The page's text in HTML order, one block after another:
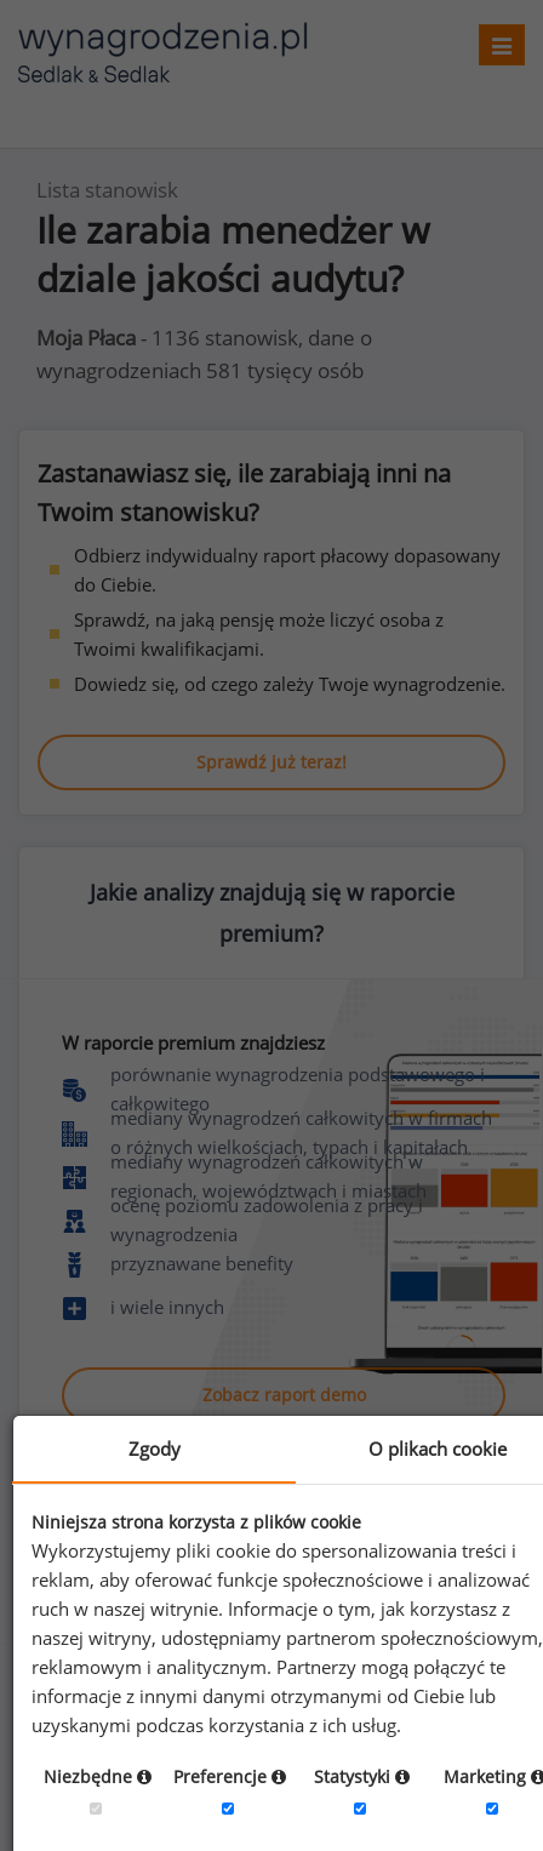
Lista stanowisk
Ile zarabia menedżer w
dziale jakości audytu?
Moja Płaca - 1136 stanowisk, dane o
wynagrodzeniach 581 tysięcy osób
Zastanawiasz się, ile zarabiają inni na
Twoim stanowisku?
Odbierz indywidualny raport płacowy dopasowany
do Ciebie.
Sprawdź, na jaką pensję może liczyć osoba z
Twoimi kwalifikacjami.
Dowiedz się, od czego zależy Twoje wynagrodzenie.
Sprawdź już teraz!
Jakie analizy znajdują się w raporcie
premium?
W raporcie premium znajdziesz
porównanie wynagrodzenia podstawowego i
całkowitego
mediany wynagrodzeń całkowitych w firmach
o różnych wielkościach, typach i kapitałach
mediany wynagrodzeń całkowitych w
regionach, województwach i miastach
ocenę poziomu zadowolenia z pracy i
wynagrodzenia
przyznawane benefity
i wiele innych
Zobacz raport demo
Jak uzyskać dostęp do raportu?
Zgody O plikach cookie
Niniejsza strona korzysta z plików cookie
Wykorzystujemy pliki cookie do spersonalizowania treści i
reklam, aby oferować funkcje społecznościowe i analizować
ruch w naszej witrynie. Informacje o tym, jak korzystasz z
naszej witryny, udostępniamy partnerom społecznościowym,
reklamowym i analitycznym. Partnerzy mogą połączyć te
informacje z innymi danymi otrzymanymi od Ciebie lub
uzyskanymi podczas korzystania z ich usług.
Niezbędne Preferencje Statystyki Marketing